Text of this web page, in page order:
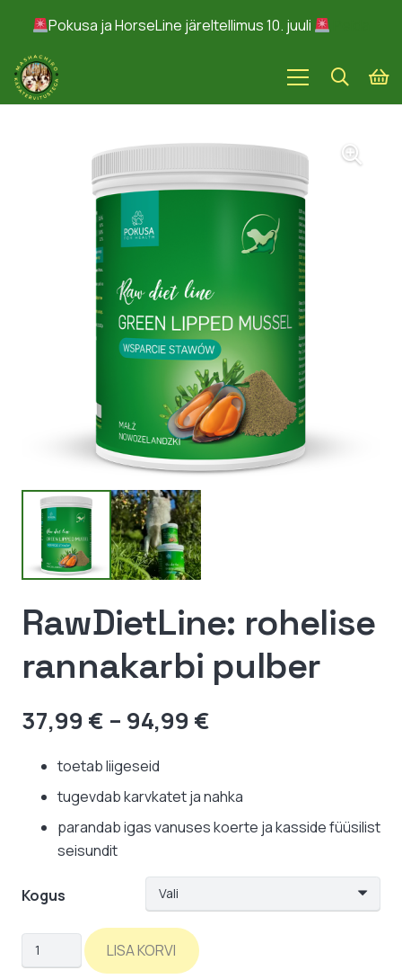
Pokusa ja HorseLine järeltellimus 10. juuli
RawDietLine: rohelise
rannakarbi pulber
37,99 € – 94,99 €
94,99 €
toetab liigeseid
tugevdab karvkatet ja nahka
parandab igas vanuses koerte ja kasside füüsilist
seisundit
Kogus
RawDietLine:
rohelise
LISA KORVI